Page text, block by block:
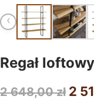
‹
Regał
2 648,00zł 2